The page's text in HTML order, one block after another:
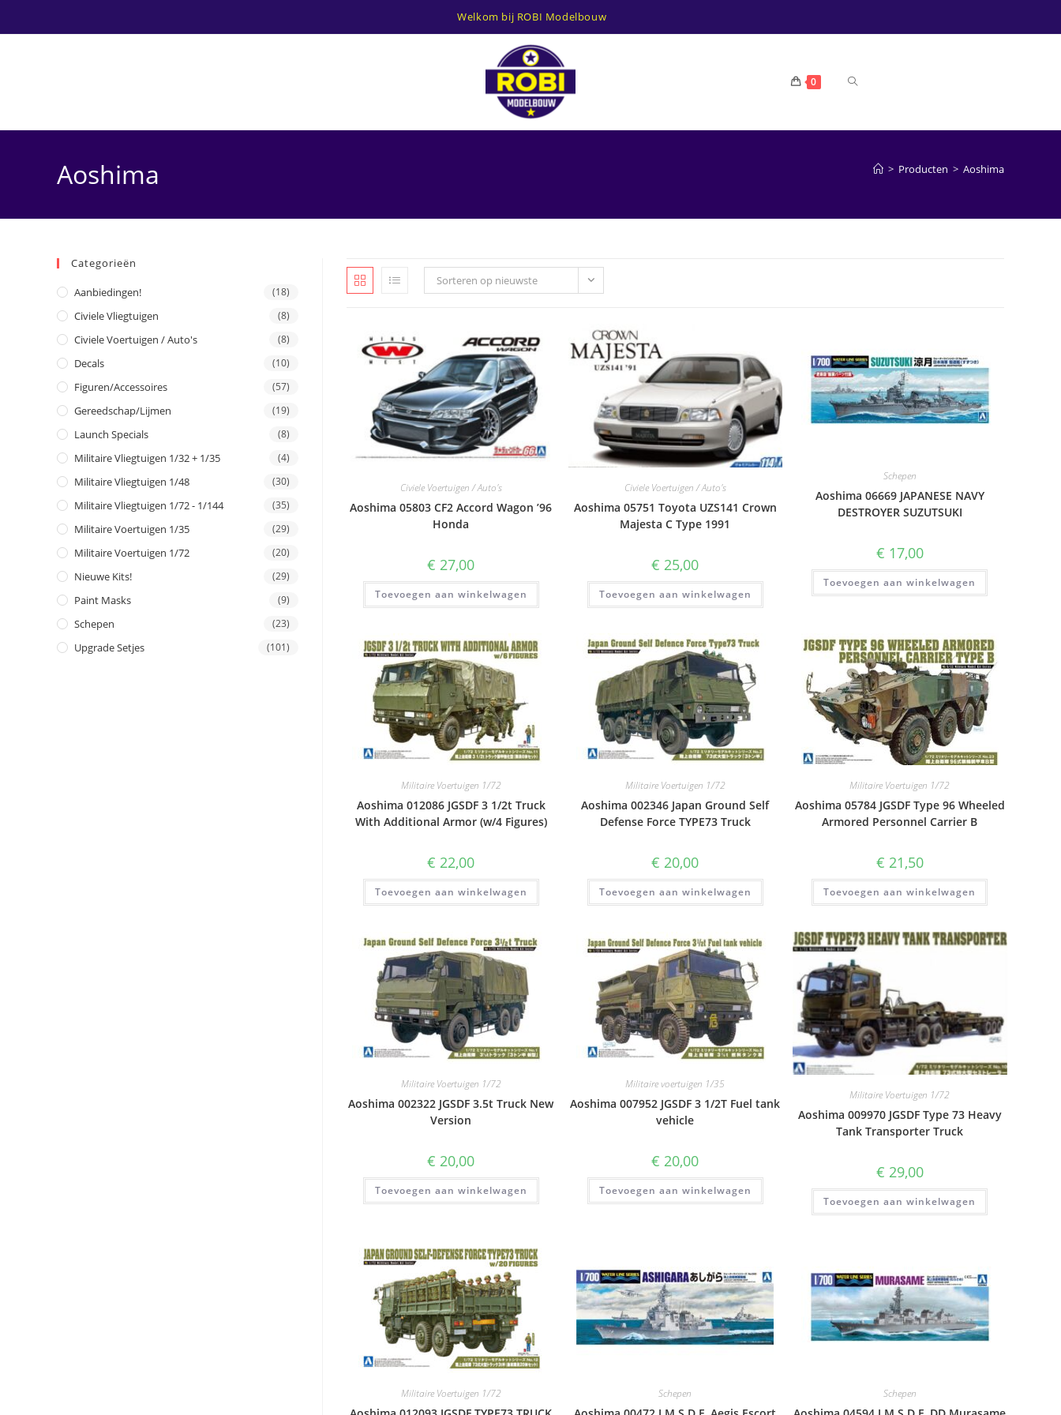
Welkom bij ROBI Modelbouw
0 TOGGLE
WEBSITE
Aoshima > Producten > Aoshima
Sorteren op nieuwste
Civiele Voertuigen / Auto's
Aoshima 05803 CF2 Accord Wagon ’96
Honda
€ 27,00
Toevoegen aan winkelwagen
Civiele Voertuigen / Auto's
Aoshima 05751 Toyota UZS141 Crown
Majesta C Type 1991
€ 25,00
Toevoegen aan winkelwagen
Schepen
Aoshima 06669 JAPANESE NAVY
DESTROYER SUZUTSUKI
€ 17,00
Toevoegen aan winkelwagen
Militaire Voertuigen 1/72
Aoshima 012086 JGSDF 3 1/2t Truck
With Additional Armor (w/4 Figures)
€ 22,00
Toevoegen aan winkelwagen
Militaire Voertuigen 1/72
Aoshima 002346 Japan Ground Self
Defense Force TYPE73 Truck
€ 20,00
Toevoegen aan winkelwagen
Militaire Voertuigen 1/72
Aoshima 05784 JGSDF Type 96 Wheeled
Armored Personnel Carrier B
€ 21,50
Toevoegen aan winkelwagen
Militaire Voertuigen 1/72
Aoshima 002322 JGSDF 3.5t Truck New
Version
€ 20,00
Toevoegen aan winkelwagen
Militaire voertuigen 1/35
Aoshima 007952 JGSDF 3 1/2T Fuel tank
vehicle
€ 20,00
Toevoegen aan winkelwagen
Militaire Voertuigen 1/72
Aoshima 009970 JGSDF Type 73 Heavy
Tank Transporter Truck
€ 29,00
Toevoegen aan winkelwagen
Militaire Voertuigen 1/72 Schepen Schepen
Categorieën
Aanbiedingen! (18)
Civiele Vliegtuigen (8)
Civiele Voertuigen / Auto's (8)
Decals (10)
Figuren/Accessoires (57)
Gereedschap/Lijmen (19)
Launch Specials (8)
Militaire Vliegtuigen 1/32 + 1/35 (4)
Militaire Vliegtuigen 1/48 (30)
Militaire Vliegtuigen 1/72 - 1/144 (35)
Militaire Voertuigen 1/35 (29)
Militaire Voertuigen 1/72 (20)
Nieuwe Kits! (29)
Paint Masks (9)
Schepen (23)
Upgrade Setjes (101)